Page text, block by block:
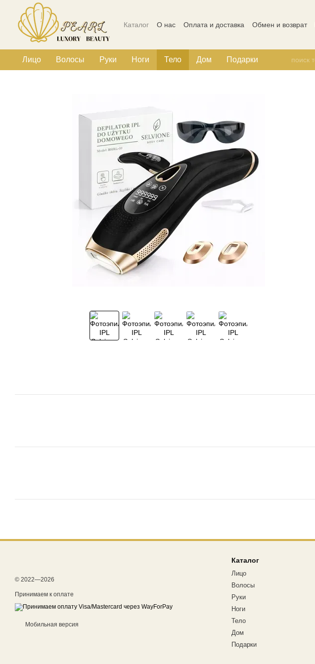
Перейти к основному контенту
Каталог О нас Оплата и доставка Обмен и возврат
Лицо Волосы Руки Ноги Тело Дом Подарки
© 2022—2026
Принимаем к оплате
Мобильная версия
Каталог
Лицо
Волосы
Руки
Ноги
Тело
Дом
Подарки